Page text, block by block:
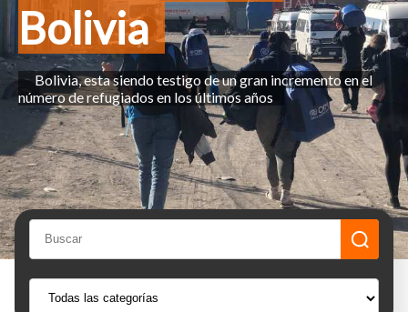
Bolivia
Bolivia, estasiendo testigo de un gran incremento en el
número de refugiados en los últimos años